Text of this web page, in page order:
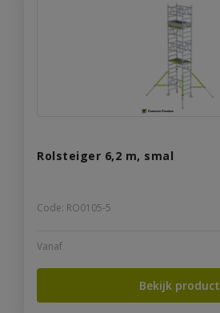
Rolsteiger 6,2 m, smal
Code: RO0105-5
Vanaf
Bekijk product